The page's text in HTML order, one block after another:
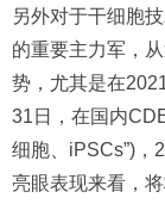
另外对于干细胞
的重要主力军，
势，尤其是在
31日，在国内
细胞、iPSCs”)，
亮眼表现来看，